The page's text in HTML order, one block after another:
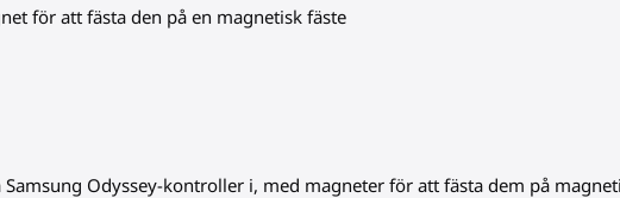
för att fästa den på en magnetisk fäste
Odyssey-kontroller i, med magneter för att fästa dem på